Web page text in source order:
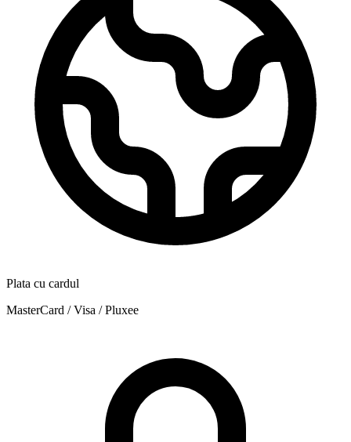
Plata cu cardul
MasterCard / Visa / Pluxee